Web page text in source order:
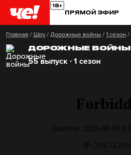
ПРЯМОЙ ЭФИР
Главная / Шоу / Дорожные войны / 1 сезон /
ДОРОЖНЫЕ ВОЙНЫ
55 выпуск ∙ 1 сезон